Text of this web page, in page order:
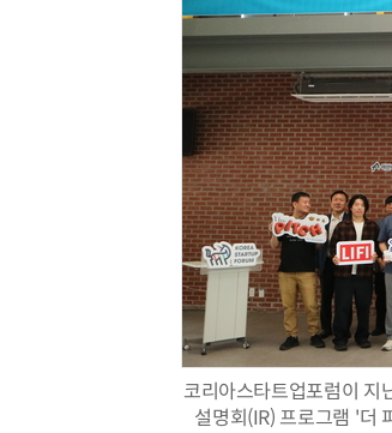
코리아스타트업포럼이
설명회(IR) 프로그램 '더